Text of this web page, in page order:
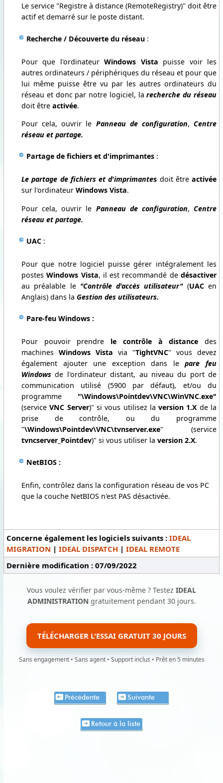
Le service "Registre à distance (RemoteRegistry)" doit être
actif et demarré sur le poste distant.
Recherche / Découverte du réseau :
Pour que l'ordinateurWindows Vista puisse voir les
autres ordinateurs / périphériques du réseau et pour que
lui même puisse être vu par les autres ordinateurs du
réseau et donc par notre logiciel, larecherchedu réseau
doit être activée.
Pour cela, ouvrir le Panneau de configuration, Centre
réseau et partage.
Partage de fichiers et d'imprimantes :
Le partage de fichiers et d'imprimantes doit être activée
sur l'ordinateur Windows Vista.
Pour cela, ouvrir le Panneau de configuration, Centre
réseau et partage.
UAC :
Pour que notre logiciel puisse gérer intégralement les
postesWindows Vista, il est recommandé dedésactiver
au préalable le "Contrôle d'accès utilisateur"(UACen
Anglais) dans la Gestion des utilisateurs.
Pare-feu Windows :
Pour pouvoir prendre le contrôle à distance des
machines Windows Vista via "TightVNC" vous devez
également ajouter une exception dans lepare feu
Windows de l'ordinateur distant, au niveau du port de
communication utilisé (5900 par défaut), et/ou du
programme "\Windows\Pointdev\VNC\WinVNC.exe"
(serviceVNC Server)" si vous utilisez laversion 1.Xde la
prise de contrôle, ou du programme
"\Windows\Pointdev\VNC\tvnserver.exe"
(service
tvncserver_Pointdev)" si vous utiliser la version 2.X.
NetBIOS :
Enfin, contrôlez dans la configuration réseau de vos PC
que la couche NetBIOS n'est PAS désactivée.
Concerne également les logiciels suivants : IDEAL
MIGRATION | IDEAL DISPATCH | IDEAL REMOTE
Dernière modification : 07/09/2022
Vous voulez vérifier par vous-même ? Testez IDEAL
ADMINISTRATIONgratuitement pendant 30 jours.
TÉLÉCHARGER L'ESSAI GRATUIT 30 JOURS
Sans engagement • Sans agent • Support inclus • Prêt en 5 minutes
Précédente Suivante
Retour à la liste